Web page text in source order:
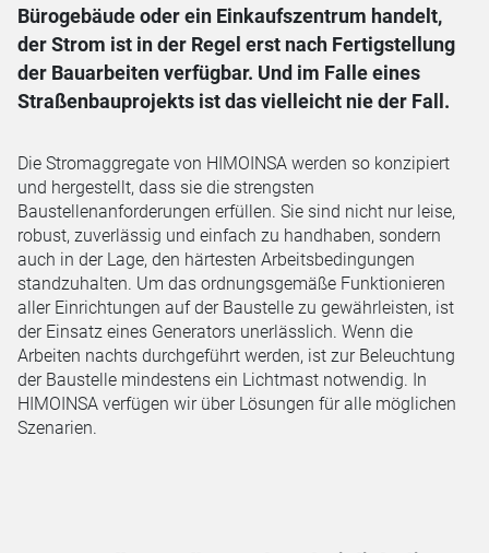
Bürogebäude oder ein Einkaufszentrum handelt,
der Strom ist in der Regel erst nach Fertigstellung
der Bauarbeiten verfügbar. Und im Falle eines
Straßenbauprojekts ist das vielleicht nie der Fall.
Die Stromaggregate von HIMOINSA werden so konzipiert
und hergestellt, dass sie die strengsten
Baustellenanforderungen erfüllen. Sie sind nicht nur leise,
robust, zuverlässig und einfach zu handhaben, sondern
auch in der Lage, den härtesten Arbeitsbedingungen
standzuhalten. Um das ordnungsgemäße Funktionieren
aller Einrichtungen auf der Baustelle zu gewährleisten, ist
der Einsatz eines Generators unerlässlich. Wenn die
Arbeiten nachts durchgeführt werden, ist zur Beleuchtung
der Baustelle mindestens ein Lichtmast notwendig. In
HIMOINSA verfügen wir über Lösungen für alle möglichen
Szenarien.